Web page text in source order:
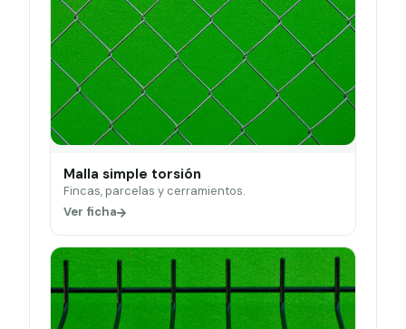
Malla simple torsión
Fincas, parcelas y cerramientos.
Ver ficha